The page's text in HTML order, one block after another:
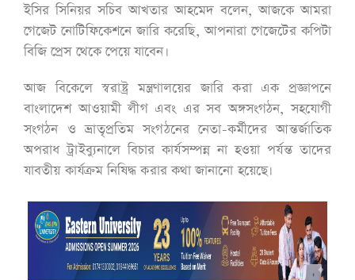
ইসির সিনিয়র সচিব আখতার আহমেদ বলেন, আজকে আমরা
গেজেট নোটিফিকেশনে জারি করেছি, আপনারা গেজেটের কপিটা
বিজি প্রেস থেকে পেয়ে যাবেন।
আজ বিকেলে স্বরাষ্ট্র মন্ত্রণালয়ের জারি করা এক প্রজ্ঞাপনে
বাংলাদেশ আওয়ামী লীগ এবং এর সব অঙ্গসংগঠন, সহযোগী
সংগঠন ও ভ্রাতৃপ্রতিম সংগঠনের নেতা-কর্মীদের আন্তর্জাতিক
অপরাধ ট্রাইব্যুনালে বিচার কার্যসম্পন্ন না হওয়া পর্যন্ত তাদের
যাবতীয় কার্যক্রম নিষিদ্ধ করার কথা জানানো হয়েছে।